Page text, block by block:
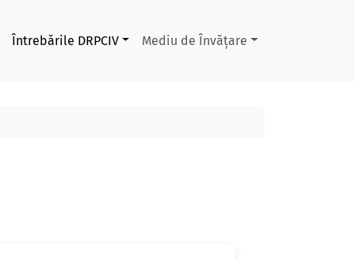
Întrebările DRPCIV Mediu de Învățare